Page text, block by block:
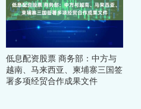
低息配资股票 商务部：中方与
越南、马来西亚、柬埔寨三国签
署多项经贸合作成果文件